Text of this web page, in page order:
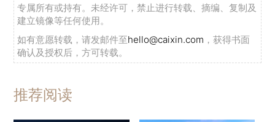
专属所有或持有。未经许可，禁止进行转载、摘编、复制及
建立镜像等任何使用。
如有意愿转载，请发邮件至hello@caixin.com ，获得书面
确认及授权后，方可转载。
推荐阅读